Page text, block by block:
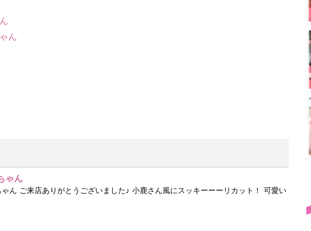
ん
ゃん
ゃん ご来店ありがとうございました♪ 小鹿さん風にスッキーーーリカット！ 可愛い